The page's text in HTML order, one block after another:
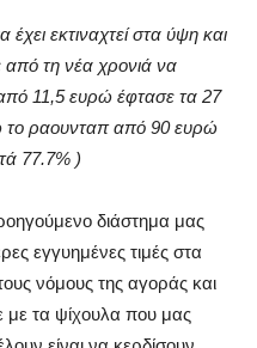
έχει εκτιναχτεί στα ύψη και
από τη νέα χρονιά να
11,5 ευρώ έφτασε τα 27
το ραουνταπ από 90 ευρώ
77.7% )
διάστημα μας
εγγυημένες τιμές στα
νόμους της αγοράς και
με τα ψίχουλα που μας